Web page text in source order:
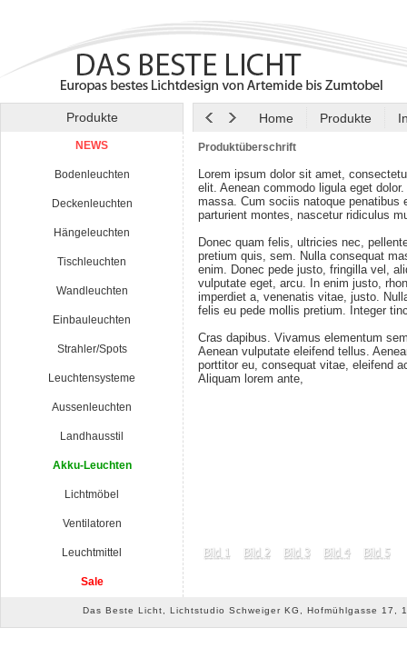
Produkte Home Produkte
NEWS
Bodenleuchten
Deckenleuchten
Hängeleuchten
Tischleuchten
Wandleuchten
Einbauleuchten
Strahler/Spots
Leuchtensysteme
Aussenleuchten
Landhausstil
Akku-Leuchten
Lichtmöbel
Ventilatoren
Leuchtmittel
Sale
Produktüberschrift
Lorem ipsum dolor sit amet,
elit. Aenean commodo ligula eget dolor.
massa. Cum sociis natoque penatibus
parturient montes, nascetur ridiculus
Donec quam felis, ultricies nec,
pretium quis, sem. Nulla consequat
enim. Donec pede justo, fringilla vel,
vulputate eget, arcu. In enim justo,
imperdiet a, venenatis vitae, justo.
felis eu pede mollis pretium. Integer
Cras dapibus. Vivamus elementum
Aenean vulputate eleifend tellus.
porttitor eu, consequat vitae, eleifend
Aliquam lorem ante,
Das Beste Licht, Lichtstudio Schweiger KG, Hofmühlgasse